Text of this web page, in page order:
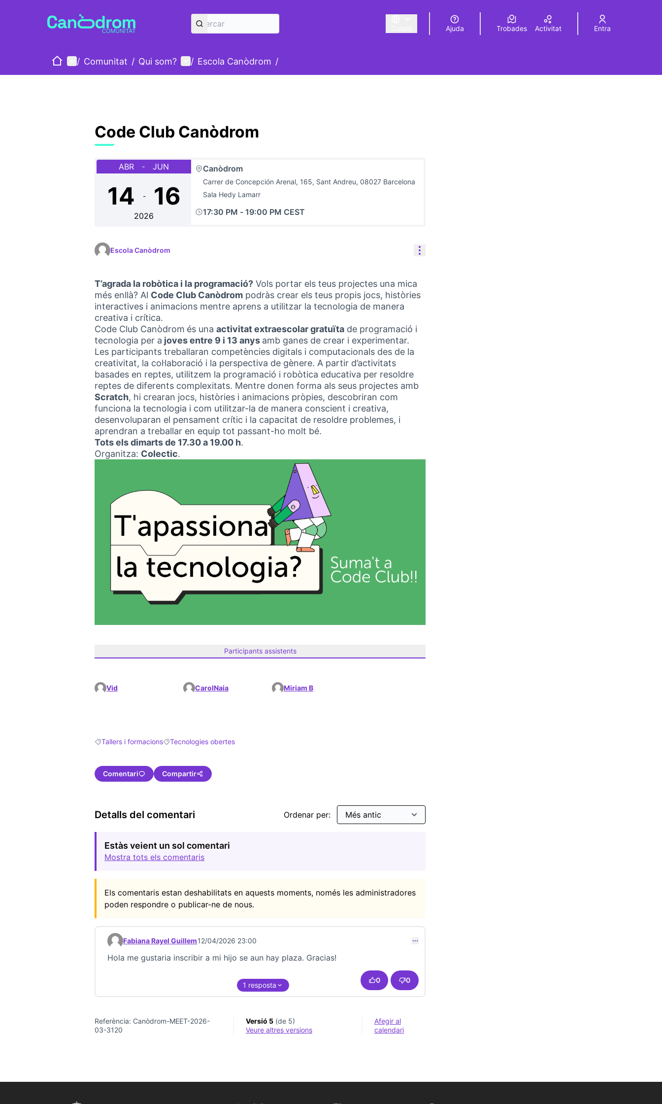
Triar la llengua Elegir el idioma Choose language
Ajuda Trobades Activitat Entra
IniciMenú principal
/ Comunitat / Qui som? Menú d'usuari
/ Escola Canòdrom /
Code Club Canòdrom
ABR - JUN
14 - 16
2026
Canòdrom
Carrer de Concepción Arenal, 165, Sant Andreu, 08027 Barcelona
Sala Hedy Lamarr
17:30 PM - 19:00 PM CEST
Escola Canòdrom Controls de recursos
T’agrada la robòtica i la programació? Vols portar els teus projectes una mica
més enllà? Al Code Club Canòdrom podràs crear els teus propis jocs, històries
interactives i animacions mentre aprens a utilitzar la tecnologia de manera
creativa i crítica.
Code Club Canòdrom és una activitat extraescolar gratuïta de programació i
tecnologia per a joves entre 9 i 13 anys amb ganes de crear i experimentar.
Les participants treballaran competències digitals i computacionals des de la
creativitat, la col·laboració i la perspectiva de gènere. A partir d’activitats
basades en reptes, utilitzem la programació i robòtica educativa per resoldre
reptes de diferents complexitats. Mentre donen forma als seus projectes amb
Scratch, hi crearan jocs, històries i animacions pròpies, descobriran com
funciona la tecnologia i com utilitzar-la de manera conscient i creativa,
desenvoluparan el pensament crític i la capacitat de resoldre problemes, i
aprendran a treballar en equip tot passant-ho molt bé.
Tots els dimarts de 17.30 a 19.00 h.
Organitza: Colectic.
Participants assistents
Vid CarolNaia Miriam B
Resultats en filtrar per: Tallers i formacions
Tallers i formacionsResultats en filtrar per: Tecnologies obertes
Tecnologies obertes
Comentari Compartir
Detalls del comentari Ordenar per:
Estàs veient un sol comentari
Mostra tots els comentaris
Els comentaris estan deshabilitats en aquests moments, només les administradores
poden respondre o publicar-ne de nous.
Comentari 23735
Fabiana Rayel Guillem12/04/2026 23:00
Hola me gustaria inscribir a mi hijo se aun hay plaza. Gracias!
0 0
1 resposta
Referència: Canòdrom-MEET-2026-
03-3120
Versió 5(de 5)
veure altres versions
Afegir al
calendari